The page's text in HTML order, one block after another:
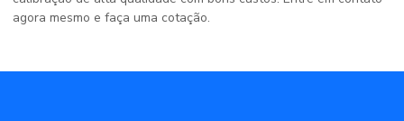
agora mesmo e faça uma cotação.